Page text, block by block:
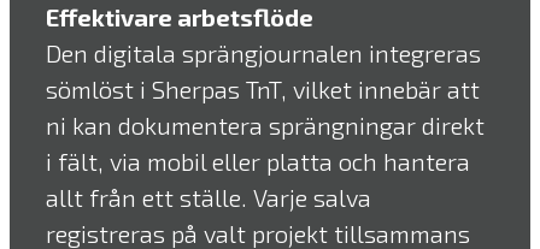
Effektivare arbetsflöde
Den digitala sprängjournalen integreras
sömlöst i Sherpas TnT, vilket innebär att
ni kan dokumentera sprängningar direkt
i fält, via mobil eller platta och hantera
allt från ett ställe. Varje salva
registreras på valt projekt tillsammans